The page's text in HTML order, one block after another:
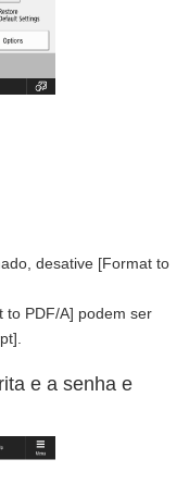
desative [Format to
to PDF/A] podem ser
e a senha e